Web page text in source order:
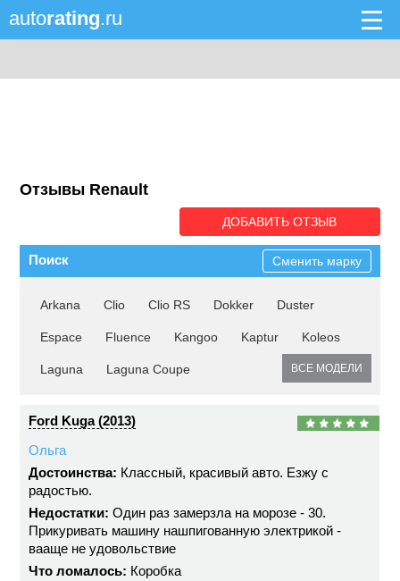
autorating.ru
Отзывы Renault
ДОБАВИТЬ ОТЗЫВ
Поиск Сменить марку
Arkana Clio Clio RS Dokker Duster
Espace Fluence Kangoo Kaptur Koleos
Laguna Laguna Coupe ВСЕ МОДЕЛИ
Ford Kuga (2013)
Ольга
Достоинства: Классный, красивый авто. Езжу с
радостью.
Недостатки: Один раз замерзла на морозе - 30.
Прикуривать машину нашпигованную электрикой -
вааще не удовольствие
Что ломалось: Коробка